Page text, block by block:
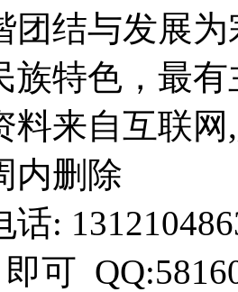
团结与发展
族特色，最
料来自互联
内删除
话:
可